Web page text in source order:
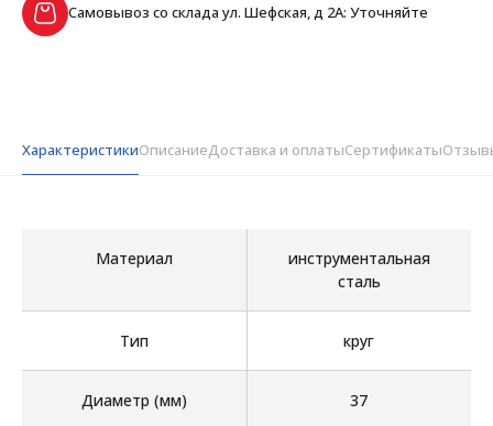
Самовывоз со склада ул. Шефская, д 2А: Уточняйте
ХарактеристикиОписаниеДоставка и оплатыСертификаты
Материал
инструментальная
сталь
Тип круг
Диаметр (мм) 37